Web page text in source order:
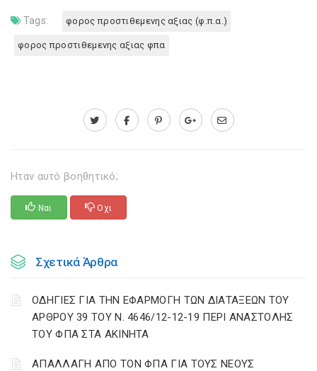
Tags: φορος προστιθεμενης αξιας (φ.π.α.)
φορος προστιθεμενης αξιας φπα
Ηταν αυτό βοηθητικό;
Ναι Οχι
Σχετικά Άρθρα
ΟΔΗΓΙΕΣ ΓΙΑ ΤΗΝ ΕΦΑΡΜΟΓΗ ΤΩΝ ΔΙΑΤΑΞΕΩΝ ΤΟΥ
ΑΡΘΡΟΥ 39 ΤΟΥ Ν. 4646/12-12-19 ΠΕΡΙ ΑΝΑΣΤΟΛΗΣ
ΤΟΥ ΦΠΑ ΣΤΑ ΑΚΙΝΗΤΑ
ΑΠΑΛΛΑΓΗ ΑΠΟ ΤΟΝ ΦΠΑ ΓΙΑ ΤΟΥΣ ΝΕΟΥΣ